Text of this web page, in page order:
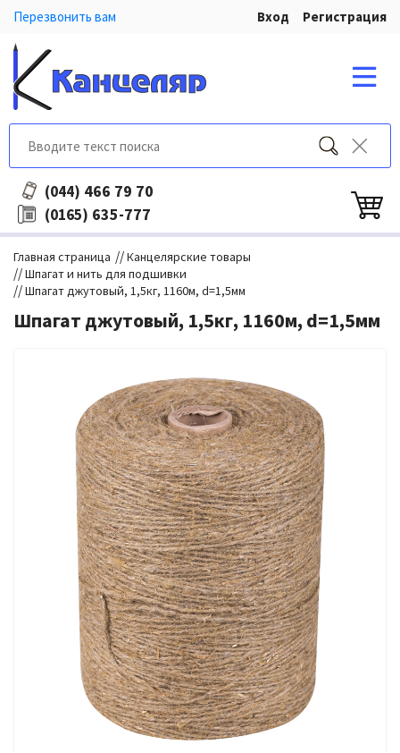
Перезвонить вам Вход Регистрация
(044) 466 79 70
(0165) 635-777
Главная страница //Канцелярские товары
//Шпагат и нить для подшивки
//Шпагат джутовый, 1,5кг, 1160м, d=1,5мм
Шпагат джутовый, 1,5кг, 1160м, d=1,5мм